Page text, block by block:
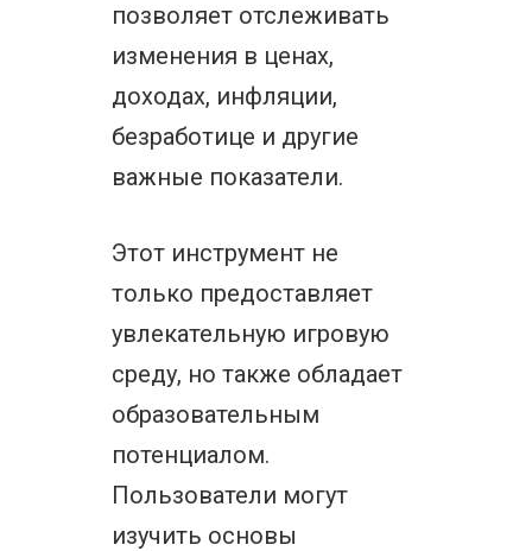
позволяет отслеживать
изменения в ценах,
доходах, инфляции,
безработице и другие
важные показатели.
Этот инструмент не
только предоставляет
увлекательную игровую
среду, но также обладает
образовательным
потенциалом.
Пользователи могут
изучить основы